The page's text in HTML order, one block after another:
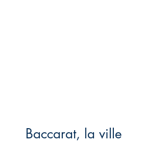
Baccarat, la ville